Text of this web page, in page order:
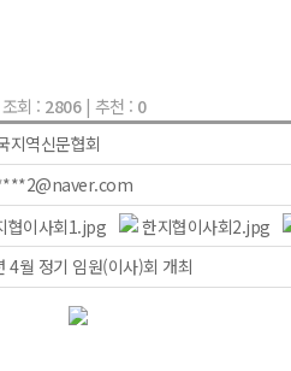
회 : 2806| 추천 : 0
지역신문협회
협이사회1.jpg 한지협이사회2.jpg
4월 정기 임원(이사)회 개최